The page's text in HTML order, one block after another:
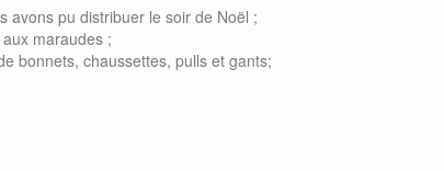
avons pu distribuer le soir de Noël ;
maraudes ;
bonnets, chaussettes, pulls et gants;